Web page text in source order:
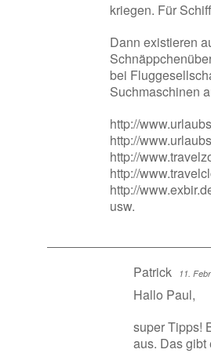
kriegen. Für
Dann existieren
bei
Suchmaschinen
http://
http://
http://
http://
http://
usw.
Patrick 11.
Hallo Paul,
super Tipps!
aus. Das gibt